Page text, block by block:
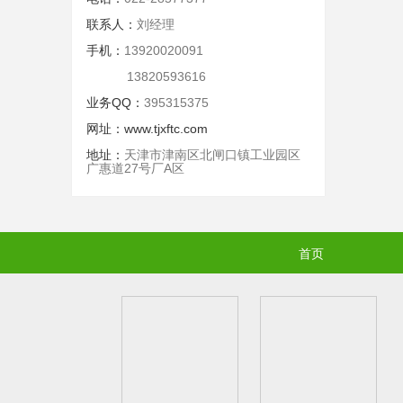
联系人： 刘经理
手机： 13920020091
13820593616
业务QQ： 395315375
网址： www.tjxftc.com
地址： 天津市津南区北闸口镇工业园区
广惠道27号厂A区
首页